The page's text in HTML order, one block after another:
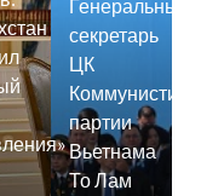
Генеральный
секретарь
ЦК
партии
Вьетнама
То Лам